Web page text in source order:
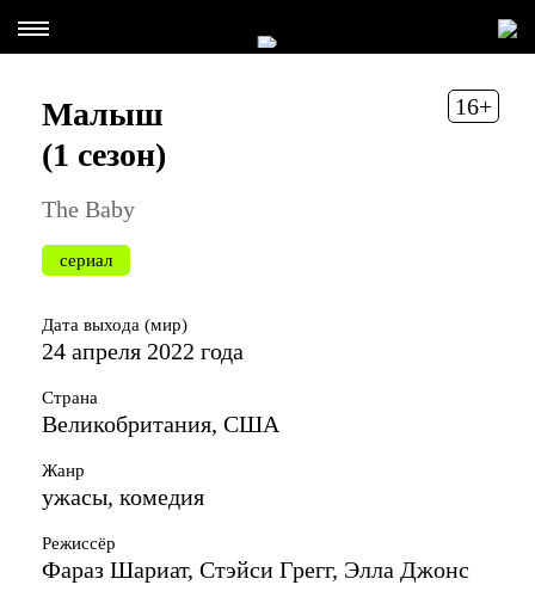
16+
Малыш
(1 сезон)
The Baby
сериал
Дата выхода (мир)
24 апреля 2022 года
Страна
Великобритания, США
Жанр
ужасы, комедия
Режиссёр
Фараз Шариат, Стэйси Грегг, Элла Джонс